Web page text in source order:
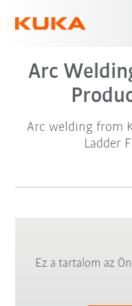
Arc
Arc welding from
Ladder
Ez a tartalom az